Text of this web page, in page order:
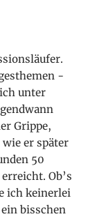
-
unter
Grippe,
wie er später
50
Ob’s
ich keinerlei
bisschen